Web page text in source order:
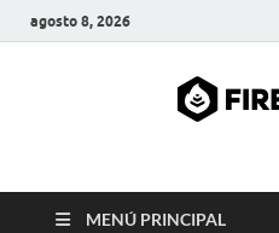
agosto 8, 2026
FIRE GAME
MENÚ PRINCIPAL